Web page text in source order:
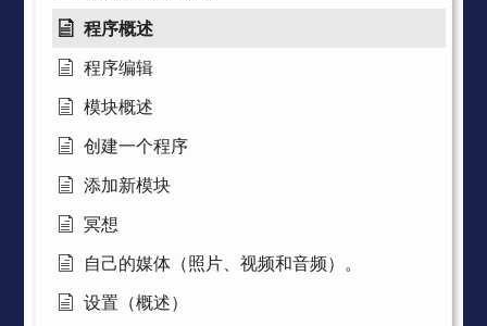
程序概述
程序编辑
模块概述
创建一个程序
添加新模块
冥想
自己的媒体（照片、视频和音频）。
设置（概述）